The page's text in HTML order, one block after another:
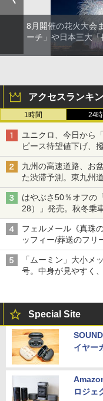
8月開催の花火大会
ーチ」や日本三大「
アクセスランキ
1時間 24
ユニクロ、今日から
ピース待望値下げ、
九州の高速道路、お
た渋滞予測。東九州
はやぶさ50％オフの
28）」発売。秋冬乗
フェルメール《真珠
ッフィー/葬送のフリ
「ムーミン」大小メ
号。中身が見やすく
Special Site
イヤー
ロジェ